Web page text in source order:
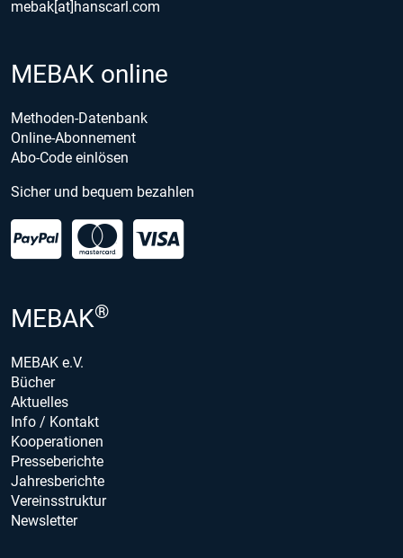
mebak[at]hanscarl.com
MEBAK online
Methoden-Datenbank
Online-Abonnement
Abo-Code einlösen
Sicher und bequem bezahlen
MEBAK®
MEBAK e.V.
Bücher
Aktuelles
Info / Kontakt
Kooperationen
Presseberichte
Jahresberichte
Vereinsstruktur
Newsletter